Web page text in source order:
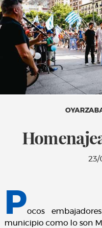
23/
Pocos
municipio como lo son